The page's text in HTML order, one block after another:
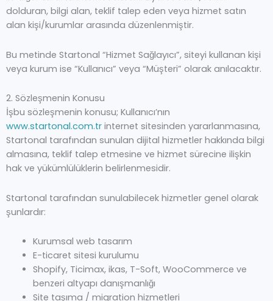
dolduran, bilgi alan, teklif talep eden veya hizmet satın
alan kişi/kurumlar arasında düzenlenmiştir.
Bu metinde Startonal “Hizmet Sağlayıcı”, siteyi kullanan kişi
veya kurum ise “Kullanıcı” veya “Müşteri” olarak anılacaktır.
2. Sözleşmenin Konusu
İşbu sözleşmenin konusu; Kullanıcı’nın
www.startonal.com.tr internet sitesinden yararlanmasına,
Startonal tarafından sunulan dijital hizmetler hakkında bilgi
almasına, teklif talep etmesine ve hizmet sürecine ilişkin
hak ve yükümlülüklerin belirlenmesidir.
Startonal tarafından sunulabilecek hizmetler genel olarak
şunlardır:
Kurumsal web tasarım
E-ticaret sitesi kurulumu
Shopify, Ticimax, ikas, T-Soft, WooCommerce ve
benzeri altyapı danışmanlığı
Site taşıma / migration hizmetleri